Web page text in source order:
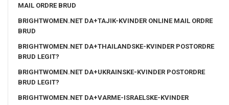
MAIL ORDRE BRUD
BRIGHTWOMEN.NET DA+TAJIK-KVINDER ONLINE MAIL ORDRE
BRUD
BRIGHTWOMEN.NET DA+THAILANDSKE-KVINDER POSTORDRE
BRUD LEGIT?
BRIGHTWOMEN.NET DA+UKRAINSKE-KVINDER POSTORDRE
BRUD LEGIT?
BRIGHTWOMEN.NET DA+VARME-ISRAELSKE-KVINDER